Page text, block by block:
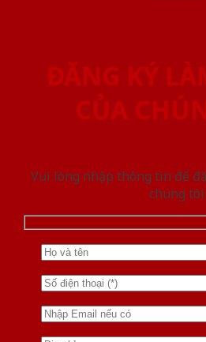
ĐĂNG KÝ
CỦA
Vui lòng nhập thông tin để
chúng tôi